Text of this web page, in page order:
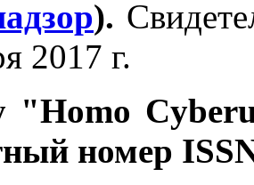
).
2017 г.
"Homo
номер